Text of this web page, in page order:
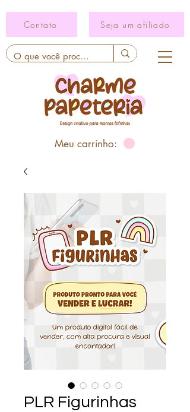
Contato Seja um afiliado
Meu carrinho:
PLR Figurinhas